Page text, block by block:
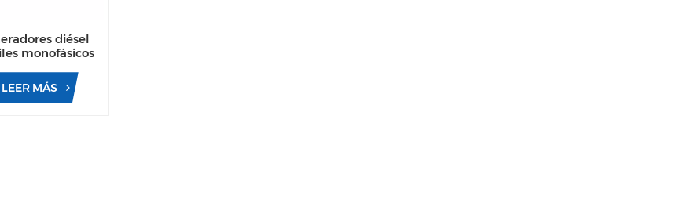
diésel
monofásicos
de 50 kW y 80
kW de CA
LEER MÁS